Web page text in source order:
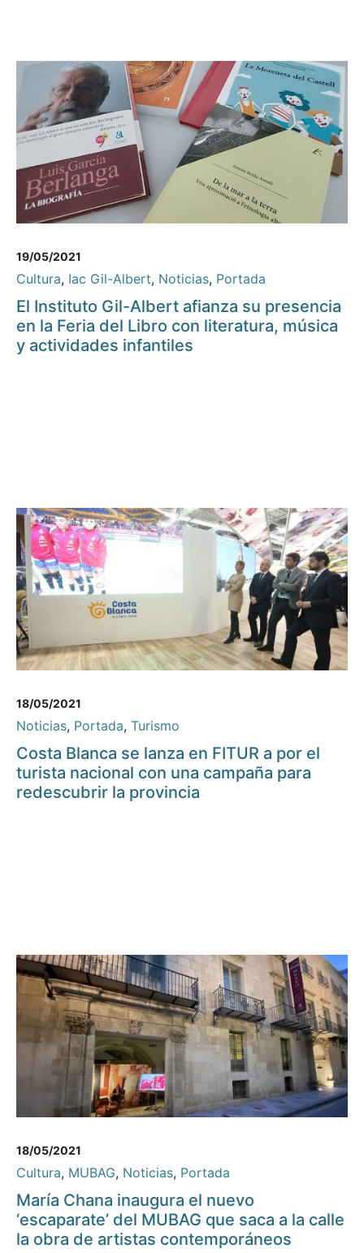
19/05/2021
Cultura, Iac Gil-Albert, Noticias, Portada
El Instituto Gil-Albert afianza su presencia
en la Feria del Libro con literatura, música
y actividades infantiles
18/05/2021
Noticias, Portada, Turismo
Costa Blanca se lanza en FITUR a por el
turista nacional con una campaña para
redescubrir la provincia
18/05/2021
Cultura, MUBAG, Noticias, Portada
María Chana inaugura el nuevo
‘escaparate’ del MUBAG que saca a la calle
la obra de artistas contemporáneos